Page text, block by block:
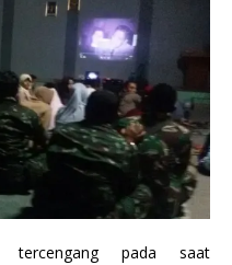
tercengang pada saat